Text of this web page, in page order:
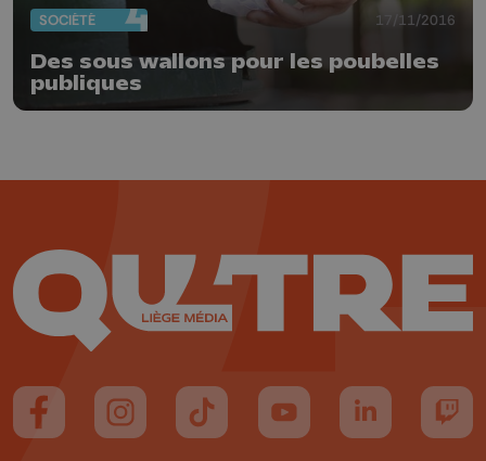
SOCIÉTÉ 17/11/2016
Des sous wallons pour les poubelles
publiques
Suivez-nous sur FaceBook
Suivez-nous sur Instagram
Suivez-nous sur TikTok
Suivez-nous sur YouTube
Suivez-nous